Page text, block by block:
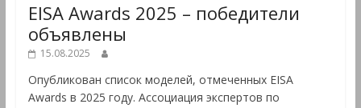
EISA Awards 2025 – победители
объявлены
15.08.2025
Опубликован список моделей, отмеченных EISA
Awards в 2025 году. Ассоциация экспертов по